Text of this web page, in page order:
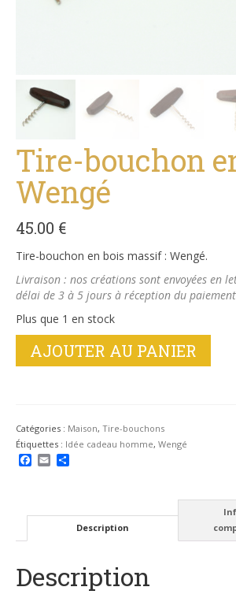
Tire-bouchon
Wengé
45.00 €
Tire-bouchon en bois massif : Wengé.
Livraison : nos créations sont envoyées en
délai de 3 à 5 jours à réception du
Plus que 1 en stock
AJOUTER AU PANIER
Catégories : Maison, Tire-bouchons
Étiquettes : Idée cadeau homme, Wengé
Facebook
Email
Description
Description